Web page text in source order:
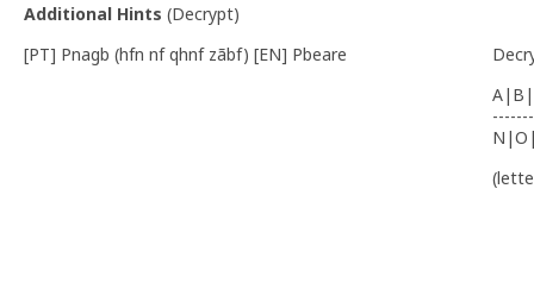
Additional Hints (Decrypt)
[PT] Pnagb (hfn nf qhnf zãbf) [EN] Pbeare